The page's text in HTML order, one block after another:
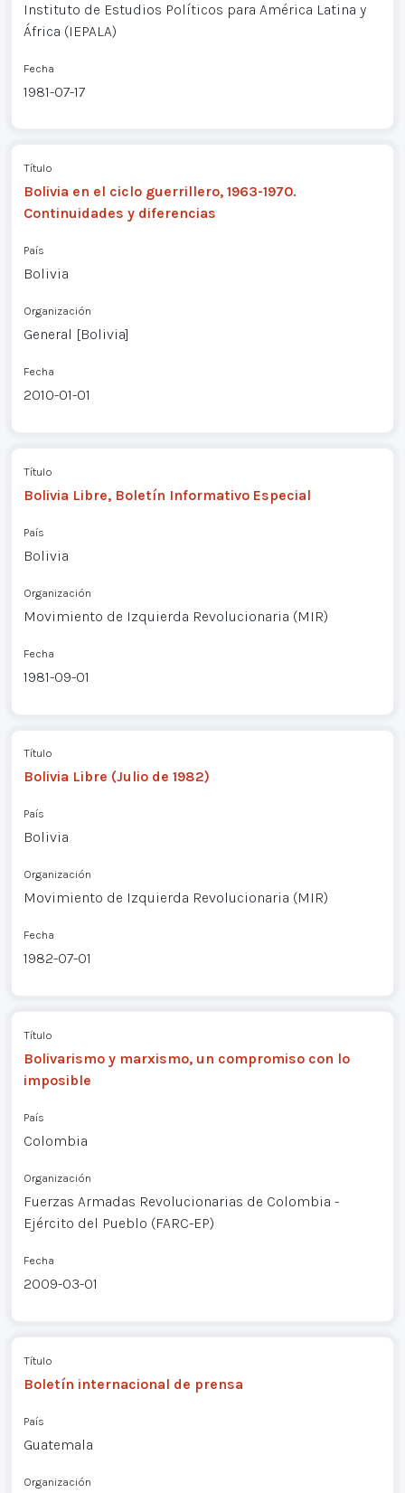
Instituto de Estudios Políticos para América Latina y
África (IEPALA)
Fecha
1981-07-17
Título
Bolivia en el ciclo guerrillero, 1963-1970.
Continuidades y diferencias
País
Bolivia
Organización
General [Bolivia]
Fecha
2010-01-01
Título
Bolivia Libre, Boletín Informativo Especial
País
Bolivia
Organización
Movimiento de Izquierda Revolucionaria (MIR)
Fecha
1981-09-01
Título
Bolivia Libre (Julio de 1982)
País
Bolivia
Organización
Movimiento de Izquierda Revolucionaria (MIR)
Fecha
1982-07-01
Título
Bolivarismo y marxismo, un compromiso con lo
imposible
País
Colombia
Organización
Fuerzas Armadas Revolucionarias de Colombia -
Ejército del Pueblo (FARC-EP)
Fecha
2009-03-01
Título
Boletín internacional de prensa
País
Guatemala
Organización